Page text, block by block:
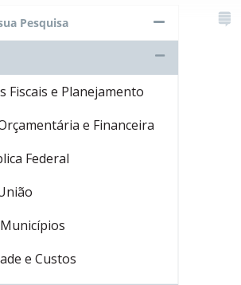
Pesquisa
Fiscais e Planejamento
e Financeira
Federal
e Custos